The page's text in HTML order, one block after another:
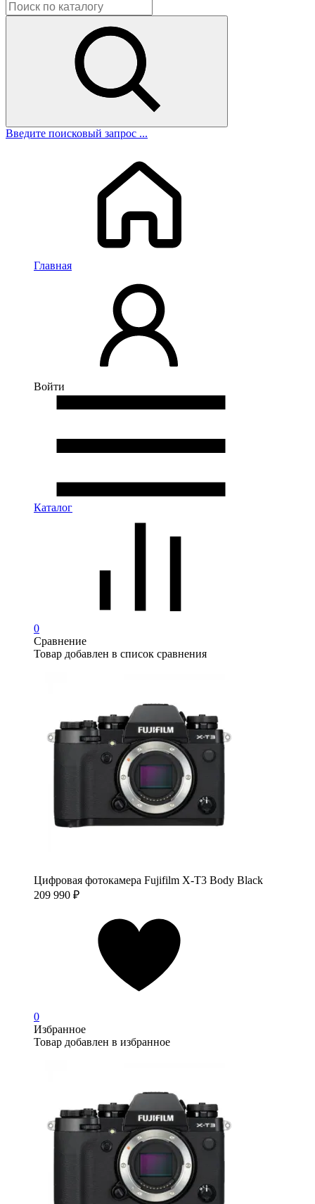
Введите поисковый запрос ...
Главная
Войти
Каталог
0
Сравнение
Товар добавлен в список сравнения
Цифровая фотокамера Fujifilm X-T3 Body Black
209 990 ₽
0
Избранное
Товар добавлен в избранное